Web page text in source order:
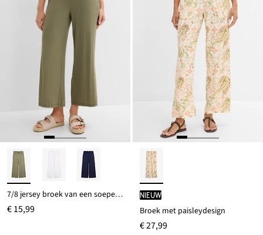
7/8 jersey broek van een soepele viscosemix
€ 15,99
Nieuw
Broek met paisleydesign
€ 27,99